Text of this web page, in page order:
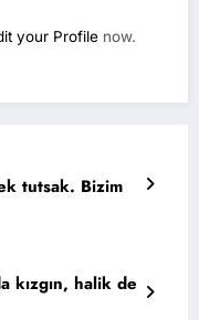
your Profile now.
tutsak. Bizim
kızgın, halik de